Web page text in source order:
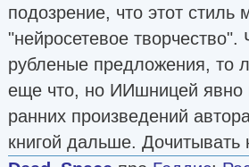
подозрение, что этот
"нейросетевое творчество".
рубленые предложения, то
еще что, но ИИшницей явно
ранних произведений
книгой дальше. Дочитывать